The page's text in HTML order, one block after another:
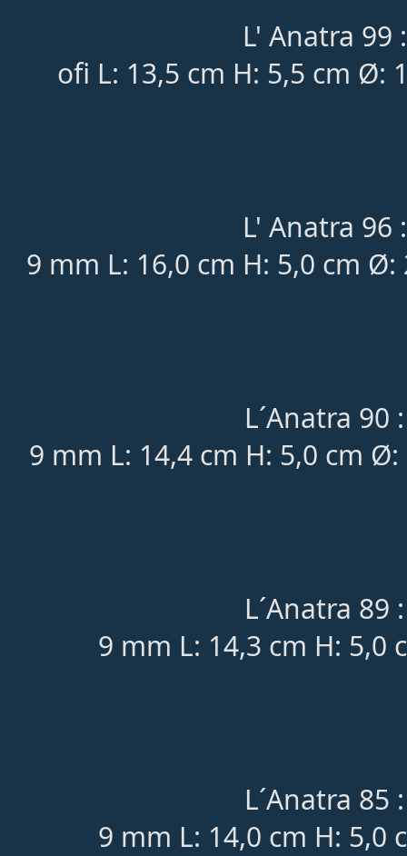
L' Anatra 99
ofi L: 13,5 cm H: 5,5 cm Ø:
L' Anatra 96
9 mm L: 16,0 cm H: 5,0 cm
L´Anatra 90
9 mm L: 14,4 cm H: 5,0 cm
L´Anatra 89
9 mm L: 14,3 cm H: 5,0
L´Anatra 85
9 mm L: 14,0 cm H: 5,0